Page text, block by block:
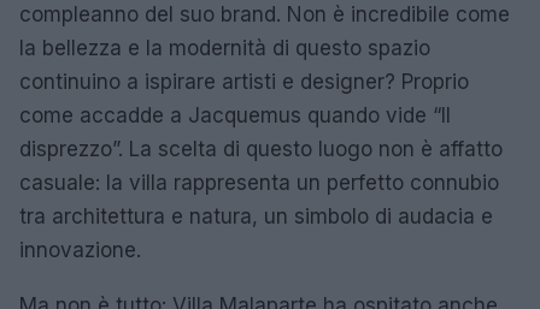
compleanno del suo brand. Non è incredibile come
la bellezza e la modernità di questo spazio
continuino a ispirare artisti e designer? Proprio
come accadde a Jacquemus quando vide “Il
disprezzo”. La scelta di questo luogo non è affatto
casuale: la villa rappresenta un perfetto connubio
tra architettura e natura, un simbolo di audacia e
innovazione.